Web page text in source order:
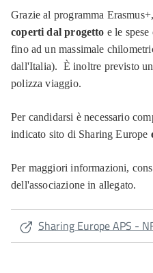
Grazie al programma
coperti dal progetto e le
fino ad un massimale
dall'Italia). È inoltre previsto
polizza viaggio.
Per candidarsi è necessario
indicato sito di Sharing Europe
Per maggiori informazioni,
dell'associazione in allegato.
Sharing Europe APS -